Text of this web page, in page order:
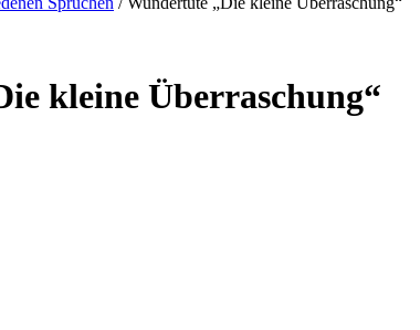
kleine Überraschung“